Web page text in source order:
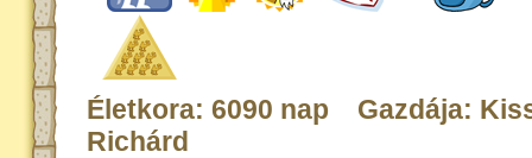
Életkora: 6090 nap Gazdája:
Richárd